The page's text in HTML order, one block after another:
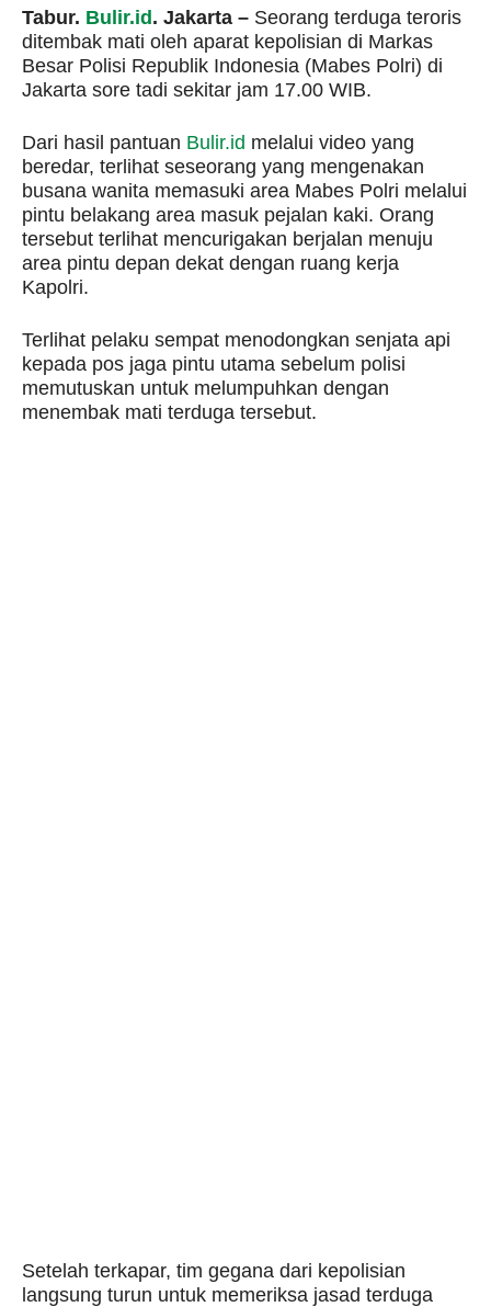
Tabur. Bulir.id . Jakarta – Seorang terduga teroris
ditembak mati oleh aparat kepolisian di Markas
Besar Polisi Republik Indonesia (Mabes Polri) di
Jakarta sore tadi sekitar jam 17.00 WIB.
Dari hasil pantuan Bulir.id melalui video yang
beredar, terlihat seseorang yang mengenakan
busana wanita memasuki area Mabes Polri melalui
pintu belakang area masuk pejalan kaki. Orang
tersebut terlihat mencurigakan berjalan menuju
area pintu depan dekat dengan ruang kerja
Kapolri.
Terlihat pelaku sempat menodongkan senjata api
kepada pos jaga pintu utama sebelum polisi
memutuskan untuk melumpuhkan dengan
menembak mati terduga tersebut.
Setelah terkapar, tim gegana dari kepolisian
langsung turun untuk memeriksa jasad terduga